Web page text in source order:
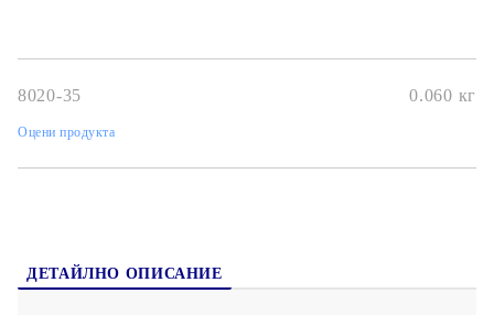
8020-35 0.060 кг
Оцени продукта
ДЕТАЙЛНО ОПИСАНИЕ